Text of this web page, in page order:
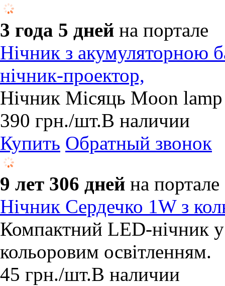
3 года 5 дней на портале
Нічник з акумуляторною
нічник-проектор,
Нічник Місяць Moon
390 грн./шт.В наличии
Купить Обратный звонок
9 лет 306 дней на портале
Нічник Сердечко 1W з
Компактний LED-нічник
кольоровим освітленням.
45 грн./шт.В наличии